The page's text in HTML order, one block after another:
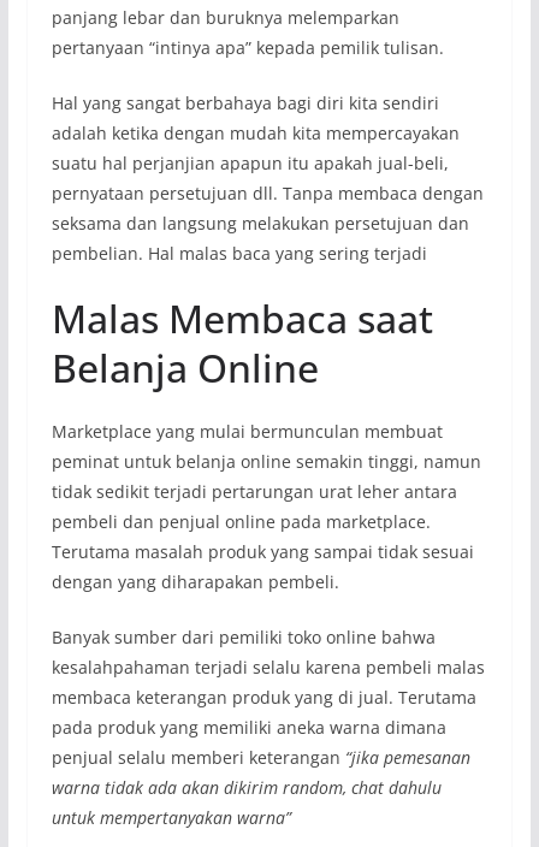
panjang lebar dan buruknya melemparkan
pertanyaan “intinya apa” kepada pemilik tulisan.
Hal yang sangat berbahaya bagi diri kita sendiri
adalah ketika dengan mudah kita mempercayakan
suatu hal perjanjian apapun itu apakah jual-beli,
pernyataan persetujuan dll. Tanpa membaca dengan
seksama dan langsung melakukan persetujuan dan
pembelian. Hal malas baca yang sering terjadi
Malas Membaca saat
Belanja Online
Marketplace yang mulai bermunculan membuat
peminat untuk belanja online semakin tinggi, namun
tidak sedikit terjadi pertarungan urat leher antara
pembeli dan penjual online pada marketplace.
Terutama masalah produk yang sampai tidak sesuai
dengan yang diharapakan pembeli.
Banyak sumber dari pemiliki toko online bahwa
kesalahpahaman terjadi selalu karena pembeli malas
membaca keterangan produk yang di jual. Terutama
pada produk yang memiliki aneka warna dimana
penjual selalu memberi keterangan “jika pemesanan
warna tidak ada akan dikirim random, chat dahulu
untuk mempertanyakan warna”